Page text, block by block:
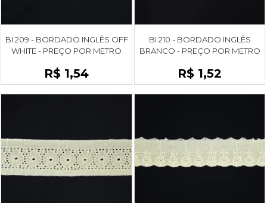
BI 209 - BORDADO INGLÊS OFF
WHITE - PREÇO POR METRO
R$ 1,54
BI 210 - BORDADO INGLÊS
BRANCO - PREÇO POR METRO
R$ 1,52